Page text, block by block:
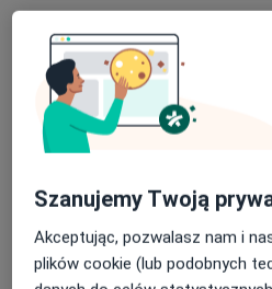
-kwalifikacja i leczenie
zapalenia zatok,
torbieli zatok, polipów nosa
-leczenie operacyjne
obszaru głowy i szyi
-czyszczenie uszu i irygacja
350 zł Szczegóły
Konsultacja laryngologiczna z
350 zł Szczegóły
Wizyta kontrolna
150 zł Szczegóły
Szanujemy Twoją
Akceptując, pozwalasz nam i
plików cookie (lub podobnych